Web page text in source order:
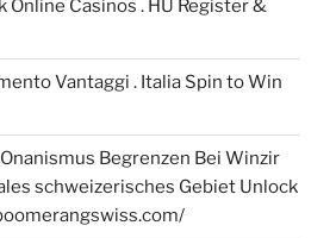
Online Casinos . HU Register &
Vantaggi . Italia Spin to Win
Begrenzen Bei Winzir
schweizerisches Gebiet Unlock